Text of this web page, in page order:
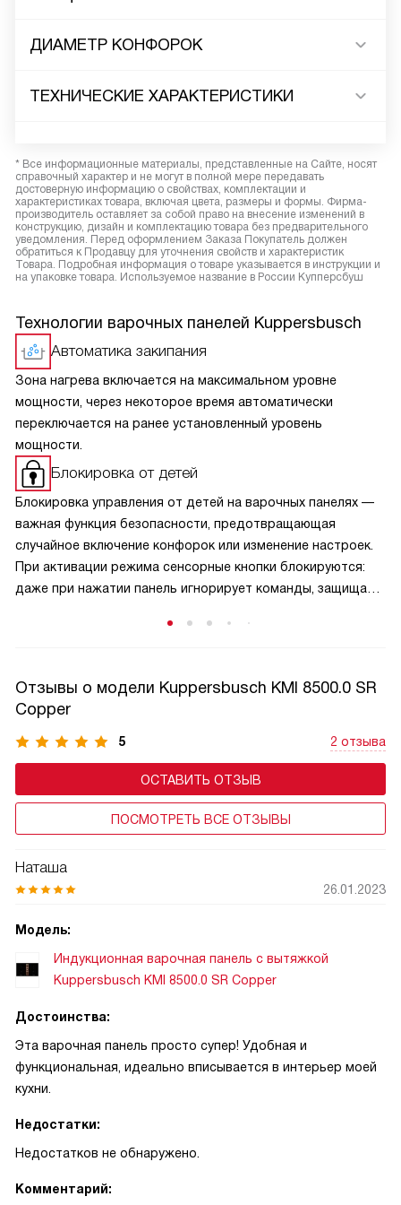
ДИАМЕТР КОНФОРОК
ТЕХНИЧЕСКИЕ ХАРАКТЕРИСТИКИ
* Все информационные материалы, представленные на Сайте, носят
справочный характер и не могут в полной мере передавать
достоверную информацию о свойствах, комплектации и
характеристиках товара, включая цвета, размеры и формы. Фирма-
производитель оставляет за собой право на внесение изменений в
конструкцию, дизайн и комплектацию товара без предварительного
уведомления. Перед оформлением Заказа Покупатель должен
обратиться к Продавцу для уточнения свойств и характеристик
Товара. Подробная информация о товаре указывается в инструкции и
на упаковке товара. Используемое название в России Купперсбуш
Технологии варочных панелей Kuppersbusch
Автоматика закипания
Зона нагрева включается на максимальном уровне
мощности, через некоторое время автоматически
переключается на ранее установленный уровень
мощности.
Блокировка от детей
Блокировка управления от детей на варочных панелях —
важная функция безопасности, предотвращающая
случайное включение конфорок или изменение настроек.
При активации режима сенсорные кнопки блокируются:
даже при нажатии панель игнорирует команды, защищая
в семьях с маленькими детьми и добавляет спокойствие
при готовке.
Отзывы о модели Kuppersbusch KMI 8500.0 SR
Copper
5 2 отзыва
ОСТАВИТЬ ОТЗЫВ
ПОСМОТРЕТЬ ВСЕ ОТЗЫВЫ
Наташа
26.01.2023
Модель:
Индукционная варочная панель с вытяжкой
Kuppersbusch KMI 8500.0 SR Copper
Достоинства:
Эта варочная панель просто супер! Удобная и
функциональная, идеально вписывается в интерьер моей
кухни.
Недостатки:
Недостатков не обнаружено.
Комментарий: